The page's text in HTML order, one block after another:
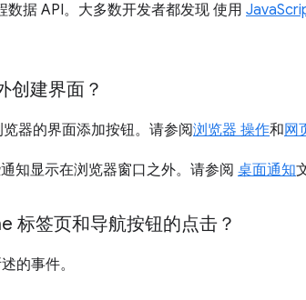
据 API。大多数开发者都发现 使用
创建界面？
器的界面添加按钮。请参阅浏览器 操作和网
知显示在浏览器窗口之外。请参阅 桌面通知
标签页和导航按钮的点击？
的事件。